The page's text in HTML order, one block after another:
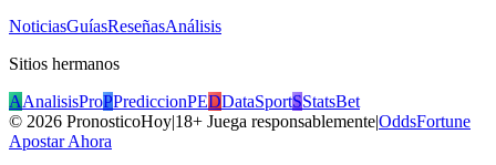
NoticiasGuíasReseñasAnálisis
Sitios hermanos
AAnalisisProPPrediccionPEDDataSportSStatsBet
© 2026 PronosticoHoy|18+ Juega responsablemente|OddsFortune
Apostar Ahora